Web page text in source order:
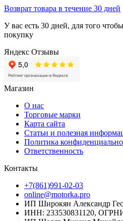
Возврат товара в течение 30 дней
У вас есть 30 дней, для того
покупку
Яндекс Отзывы
Магазин
О нас
Торговые марки
Карта сайта
Статьи и полезная
Политика
Ответственность
Контакты
+7(861)991-02-03
online@motorka.pro
ИП Широкян Александр
ИНН: 233530831120,